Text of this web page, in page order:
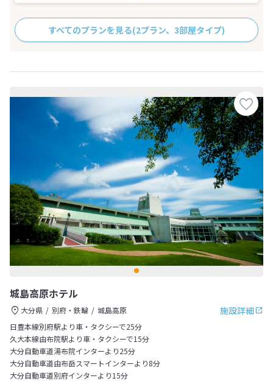
すべてのプランを見る(2プラン、3部屋タイプ)
城島高原ホテル
施設詳細
大分県 別府・鉄輪
城島高原
日豊本線別府駅より車・タクシーで25分
久大本線由布院駅より車・タクシーで15分
大分自動車道湯布院インターより25分
大分自動車道由布岳スマートインターより8分
大分自動車道別府インターより15分